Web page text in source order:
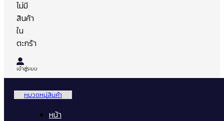
ไม่มี
สินค้า
ใน
ตะกร้า
เข้าสู่ระบบ
หมวดหมู่สินค้า
หน้า